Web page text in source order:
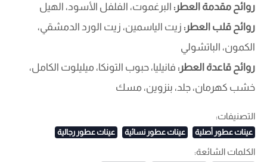
روائح مقدمة العطر: البرغموت، الفلفل الأسود، الهيل
روائح قلب العطر: زيت الياسمين، زيت الورد الدمشقي،
الكمون، الباتشولي
روائح قاعدة العطر: فانيليا، حبوب التونكا، ميليلوت الكامل،
خشب كهرمان، جلد، بنزوين، مسك
التصنيفات:
عينات عطور أصلية عينات عطور نسائية عينات عطور رجالية
الكلمات الشائعة: